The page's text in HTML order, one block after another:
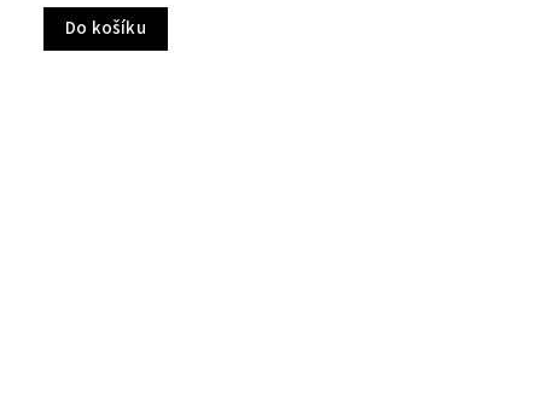
Do košíku